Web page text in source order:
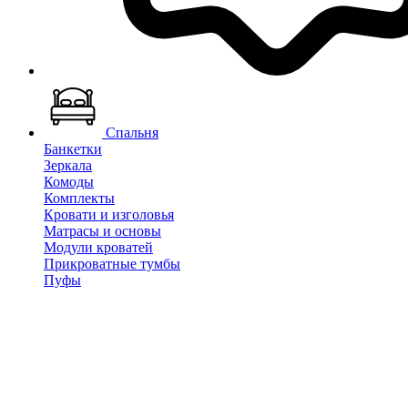
Спальня
Банкетки
Зеркала
Комоды
Комплекты
Кровати и изголовья
Матрасы и основы
Модули кроватей
Прикроватные тумбы
Пуфы